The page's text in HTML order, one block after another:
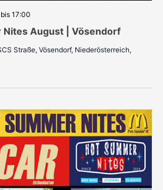
Nites August | Vösendorf
bis 17:00
Straße, Vösendorf, Niederösterreich,